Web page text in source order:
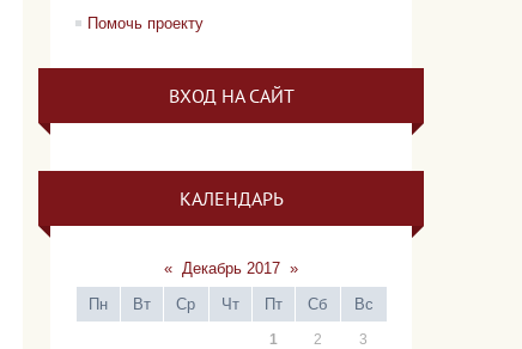
Помочь проекту
ВХОД НА САЙТ
КАЛЕНДАРЬ
« Декабрь 2017 »
Пн
Вт Ср Чт Пт Сб Вс
1 2 3